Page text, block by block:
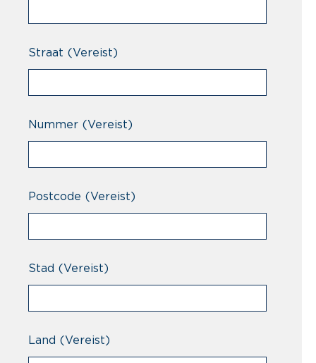
Straat (Vereist)
Nummer (Vereist)
Postcode (Vereist)
Stad (Vereist)
Land (Vereist)